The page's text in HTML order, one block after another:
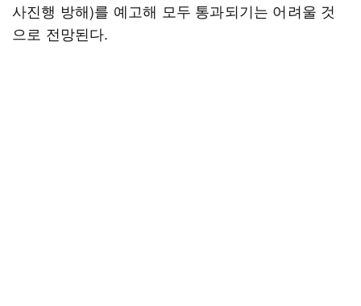
사진행 방해)를 예고해 모두 통과되기는 어려울 것
으로 전망된다.